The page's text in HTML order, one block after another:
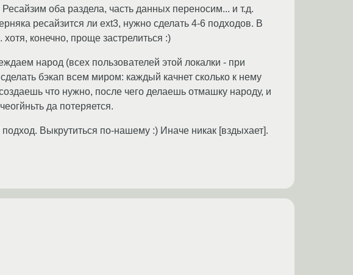
оба раздела, часть данных переносим... и т.д.
ресайзится ли ext3, нужно сделать 4-6 подходов. В
конечно, проще застрелиться :)
народ (всех пользователей этой локалки - при
бэкап всем миром: каждый качнет сколько к нему
что нужно, после чего делаешь отмашку народу, и
да потеряется.
Выкрутиться по-нашему :) Иначе никак [вздыхает].